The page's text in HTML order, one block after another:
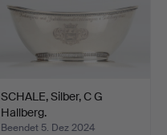
SCHALE, Silber, C G
Hallberg.
Beendet 5. Dez 2024